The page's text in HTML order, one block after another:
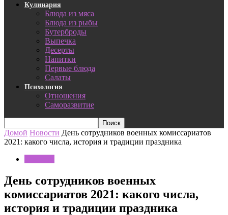
Кулинария
Блюда из мяса
Блюда из рыбы
Бутерброды
Выпечка
Десерты
Напитки
Первые блюда
Салаты
Психология
Отношения
Саморазвитие
Домой Новости День сотрудников военных комиссариатов
2021: какого числа, история и традиции праздника
День сотрудников военных
комиссариатов 2021: какого числа,
история и традиции праздника